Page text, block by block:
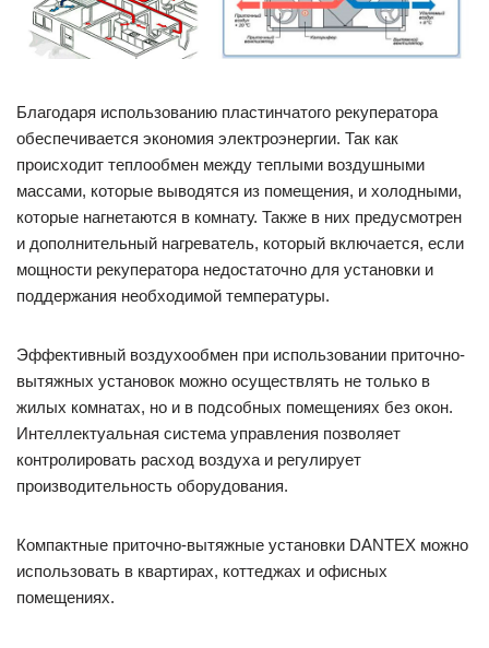
Благодаря использованию пластинчатого рекуператора
обеспечивается экономия электроэнергии. Так как
происходит теплообмен между теплыми воздушными
массами, которые выводятся из помещения, и холодными,
которые нагнетаются в комнату. Также в них предусмотрен
и дополнительный нагреватель, который включается, если
мощности рекуператора недостаточно для установки и
поддержания необходимой температуры.
Эффективный воздухообмен при использовании приточно-
вытяжных установок можно осуществлять не только в
жилых комнатах, но и в подсобных помещениях без окон.
Интеллектуальная система управления позволяет
контролировать расход воздуха и регулирует
производительность оборудования.
Компактные приточно-вытяжные установки DANTEX можно
использовать в квартирах, коттеджах и офисных
помещениях.